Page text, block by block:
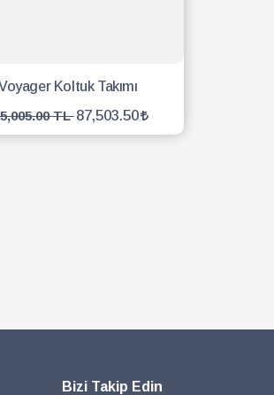
Koltuk Takımı
TL87,503.50
Bizi Takip Edin